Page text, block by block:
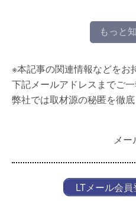
もっと
※本記事の関連情報などをお
下記メールアドレスまでご
弊社では取材源の秘匿を徹底
メー
LTメール会